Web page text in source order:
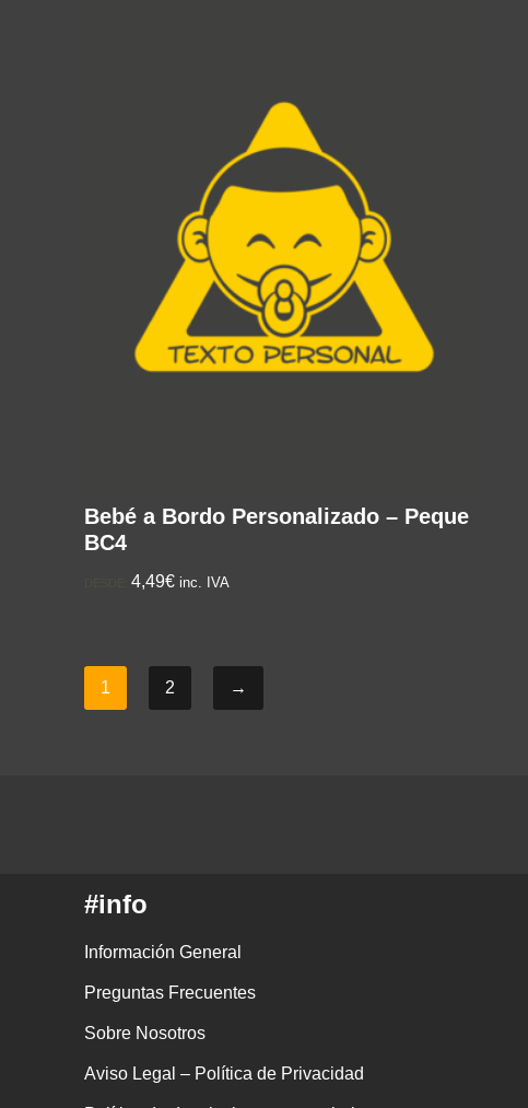
Bebé a Bordo Personalizado – Peque
BC4
4,49€ inc. IVA
1 2 →
#info
Información General
Preguntas Frecuentes
Sobre Nosotros
Aviso Legal – Política de Privacidad